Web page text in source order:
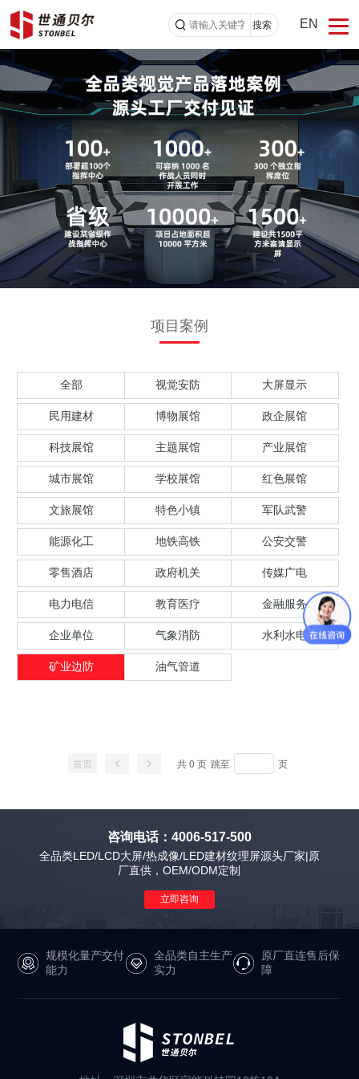
搜索 EN
项目案例
全部 视觉安防 大屏显示
民用建材 博物展馆 政企展馆
科技展馆 主题展馆 产业展馆
城市展馆 学校展馆 红色展馆
文旅展馆 特色小镇 军队武警
能源化工 地铁高铁 公安交警
零售酒店 政府机关 传媒广电
电力电信 教育医疗 金融服务
企业单位 气象消防 水利水电
矿业边防 油气管道
首页 共 0 页 跳至 页
咨询电话：4006-517-500
全品类LED/LCD大屏/热成像/LED建材纹理屏源头厂家|原
厂直供，OEM/ODM定制
立即咨询
规模化量产交付
能力
全品类自主生产
实力
原厂直连售后保
障